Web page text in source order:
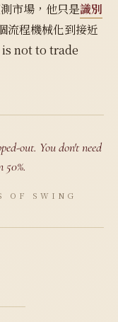
市場，他只是識別
流程機械化到接近
is not to trade
out. You don't need
OF SWING